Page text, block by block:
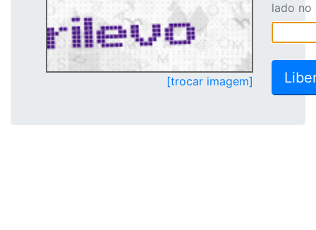
[trocar imagem]
lado no